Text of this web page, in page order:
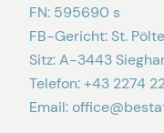
FN: 595690 s
FB-Gericht: St.
Sitz: A-3443
Telefon: +43 2274
Email: